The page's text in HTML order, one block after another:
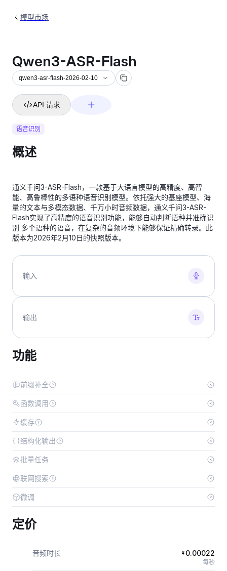
模型市场
Qwen3-ASR-Flash
qwen3-asr-flash-2026-02-10
API 请求
语音识别
概述
通义千问3-ASR-Flash，一款基于大语言模型的高精度、高智
能、高鲁棒性的多语种语音识别模型。依托强大的基座模型、海
量的文本与多模态数据、千万小时音频数据，通义千问3-ASR-
Flash实现了高精度的语音识别功能，能够自动判断语种并准确识
别 多个语种的语音，在复杂的音频环境下能够保证精确转录。此
版本为2026年2月10日的快照版本。
输入
输出
功能
前缀补全
函数调用
缓存
结构化输出
批量任务
联网搜索
微调
定价
音频时长 ¥ 0.00022
每秒